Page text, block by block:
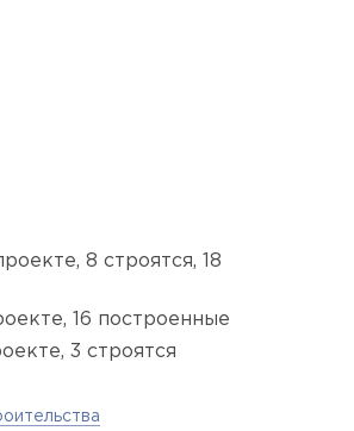
8 строятся, 18
16 построенные
3 строятся